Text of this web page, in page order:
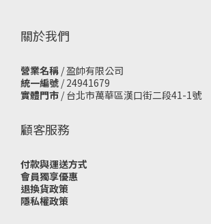
關於我們
營業名稱 / 盈帥有限公司
統一編號 / 24941679
實體門市 / 台北市萬華區漢口街二段41-1號
顧客服務
付款與運送方式
會員獨享優惠
退換貨政策
隱私權政策